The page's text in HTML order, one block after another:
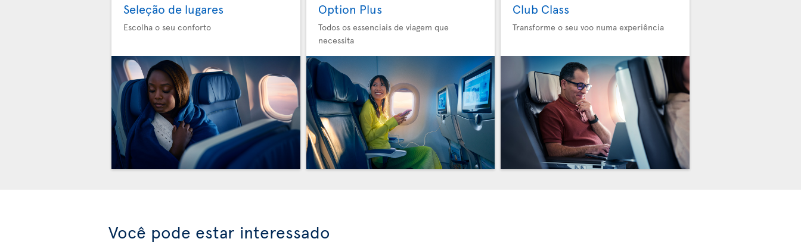
Seleção de lugares
Escolha o seu conforto
Option Plus
Todos os essenciais de viagem que
necessita
Club Class
Transforme o seu voo numa experiência
Você pode estar interessado